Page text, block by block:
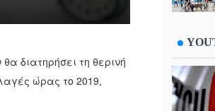
διατηρήσει τη θερινή
ώρας το 2019,